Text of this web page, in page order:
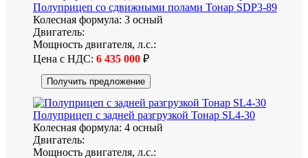
Полуприцеп со сдвижными полами Тонар SDP3-89
Колесная формула: 3 осный
Двигатель:
Мощность двигателя, л.с.:
Цена с НДС: 6 435 000 ₽
Получить предложение
Полуприцеп с задней разгрузкой Тонар SL4-30
Колесная формула: 4 осный
Двигатель:
Мощность двигателя, л.с.: